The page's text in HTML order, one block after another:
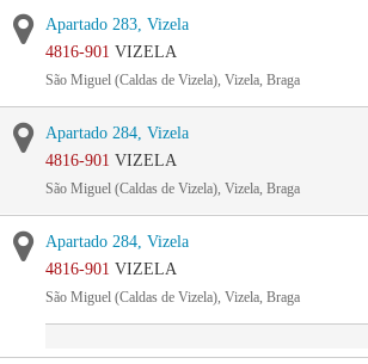
Apartado 283, Vizela
4816-901 VIZELA
São Miguel (Caldas de Vizela), Vizela, Braga
Apartado 284, Vizela
4816-901 VIZELA
São Miguel (Caldas de Vizela), Vizela, Braga
Apartado 284, Vizela
4816-901 VIZELA
São Miguel (Caldas de Vizela), Vizela, Braga